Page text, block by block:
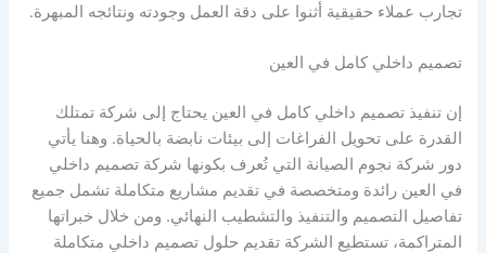
تجارب عملاء حقيقية أثنوا على دقة العمل وجودته ونتائجه المبهرة.
تصميم داخلي كامل في العين
إن تنفيذ تصميم داخلي كامل في العين يحتاج إلى شركة تمتلك
القدرة على تحويل الفراغات إلى بيئات نابضة بالحياة. وهنا يأتي
دور شركة نجوم الصيانة التي تُعرف بكونها شركة تصميم داخلي
في العين رائدة ومتخصصة في تقديم مشاريع متكاملة تشمل جميع
تفاصيل التصميم والتنفيذ والتشطيب النهائي. ومن خلال خبراتها
المتراكمة، تستطيع الشركة تقديم حلول تصميم داخلي متكاملة